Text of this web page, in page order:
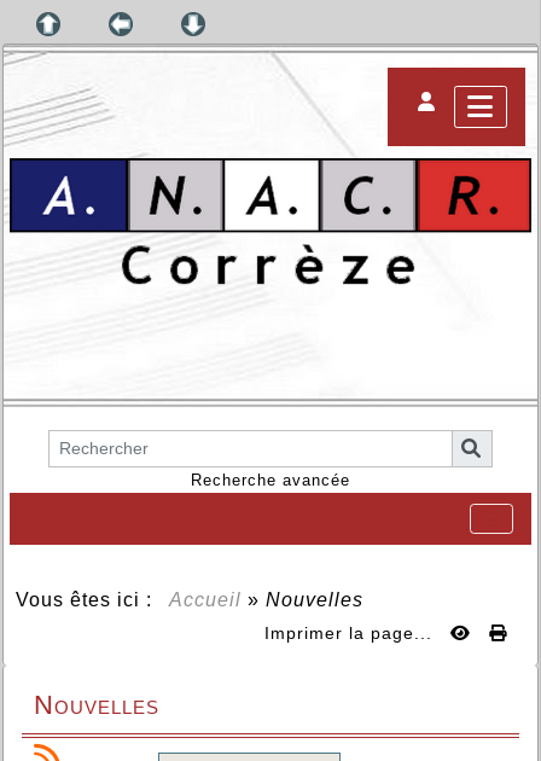
Recherche avancée
Vous êtes ici : Accueil » Nouvelles
Imprimer la page...
Nouvelles